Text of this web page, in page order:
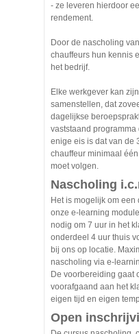
- ze leveren hierdoor
rendement.
Door de nascholing
chauffeurs hun kennis
het bedrijf.
Elke werkgever kan
samenstellen, dat
dagelijkse
vaststaand
enige eis is dat van de
chauffeur minimaal
moet volgen.
Nascholing
Het is mogelijk om
onze e-learning
nodig om 7 uur in het
onderdeel 4 uur thuis
bij ons op locatie.
nascholing via e-
De voorbereiding gaat
voorafgaand aan het
eigen tijd en eigen
Open